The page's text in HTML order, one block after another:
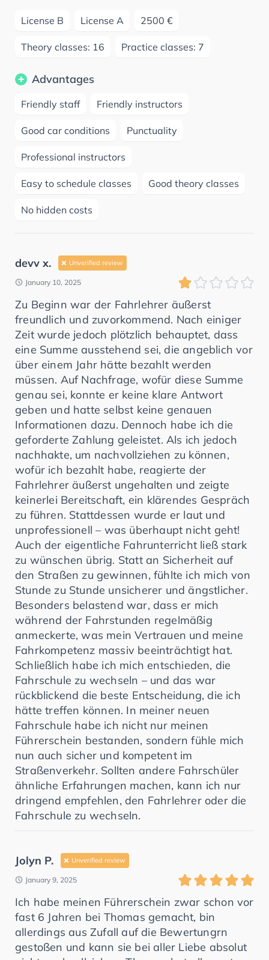
License B License A 2500 €
Theory classes: 16 Practice classes: 7
Advantages
Friendly staff Friendly instructors
Good car conditions Punctuality
Professional instructors
Easy to schedule classes Good theory classes
No hidden costs
devv x. Unverified review
January 10, 2025
Zu Beginn war der Fahrlehrer äußerst
freundlich und zuvorkommend. Nach einiger
Zeit wurde jedoch plötzlich behauptet, dass
eine Summe ausstehend sei, die angeblich vor
über einem Jahr hätte bezahlt werden
müssen. Auf Nachfrage, wofür diese Summe
genau sei, konnte er keine klare Antwort
geben und hatte selbst keine genauen
Informationen dazu. Dennoch habe ich die
geforderte Zahlung geleistet. Als ich jedoch
nachhakte, um nachvollziehen zu können,
wofür ich bezahlt habe, reagierte der
Fahrlehrer äußerst ungehalten und zeigte
keinerlei Bereitschaft, ein klärendes Gespräch
zu führen. Stattdessen wurde er laut und
unprofessionell – was überhaupt nicht geht!
Auch der eigentliche Fahrunterricht ließ stark
zu wünschen übrig. Statt an Sicherheit auf
den Straßen zu gewinnen, fühlte ich mich von
Stunde zu Stunde unsicherer und ängstlicher.
Besonders belastend war, dass er mich
während der Fahrstunden regelmäßig
anmeckerte, was mein Vertrauen und meine
Fahrkompetenz massiv beeinträchtigt hat.
Schließlich habe ich mich entschieden, die
Fahrschule zu wechseln – und das war
rückblickend die beste Entscheidung, die ich
hätte treffen können. In meiner neuen
Fahrschule habe ich nicht nur meinen
Führerschein bestanden, sondern fühle mich
nun auch sicher und kompetent im
Straßenverkehr. Sollten andere Fahrschüler
ähnliche Erfahrungen machen, kann ich nur
dringend empfehlen, den Fahrlehrer oder die
Fahrschule zu wechseln.
Jolyn P. Unverified review
January 9, 2025
Ich habe meinen Führerschein zwar schon vor
fast 6 Jahren bei Thomas gemacht, bin
allerdings aus Zufall auf die Bewertungrn
gestoßen und kann sie bei aller Liebe absolut